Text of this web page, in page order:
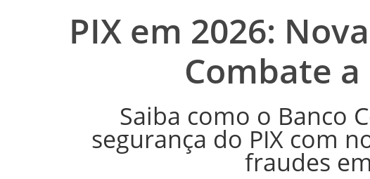
PIX em 2026:
Combate
Saiba como o Banco
segurança do PIX com
fraudes